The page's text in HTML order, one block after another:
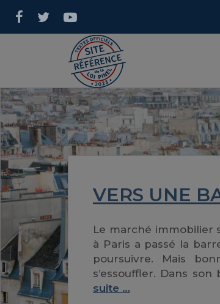
VERS UNE
Le marché immobilier
à Paris a passé la
poursuivre. Mais
s’essouffler. Dans
suite …